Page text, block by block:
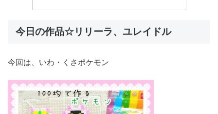
今日の作品☆リリーラ、ユレイドル
今回は、いわ・くさポケモン